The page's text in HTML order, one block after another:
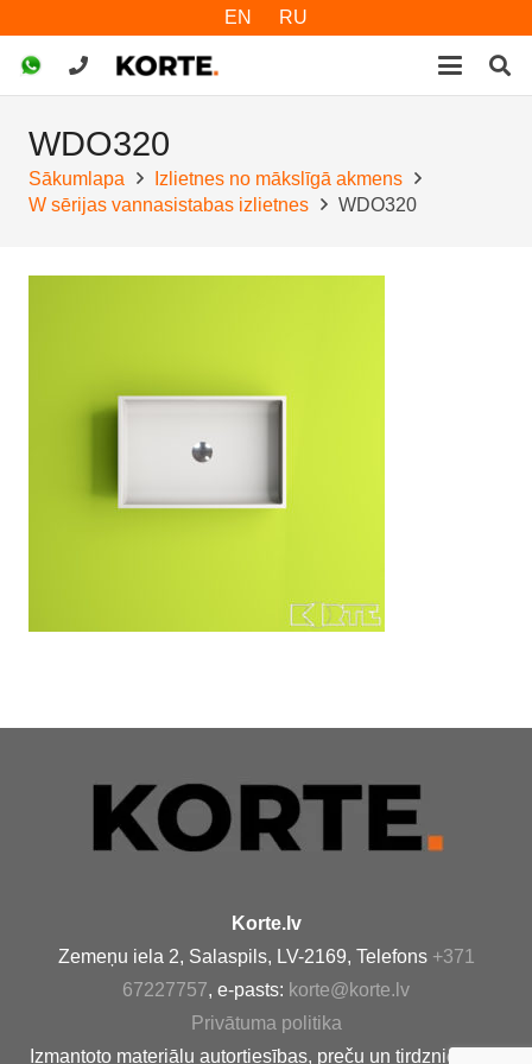
EN RU
WDO320
Sākumlapa
Izlietnes no mākslīgā akmens
W sērijas vannasistabas izlietnes
WDO320
Korte.lv
Zemeņu iela 2, Salaspils, LV-2169, Telefons +371
67227757, e-pasts: korte@korte.lv
Privātuma politika
Izmantoto materiālu autortiesības, preču un tirdzniecības